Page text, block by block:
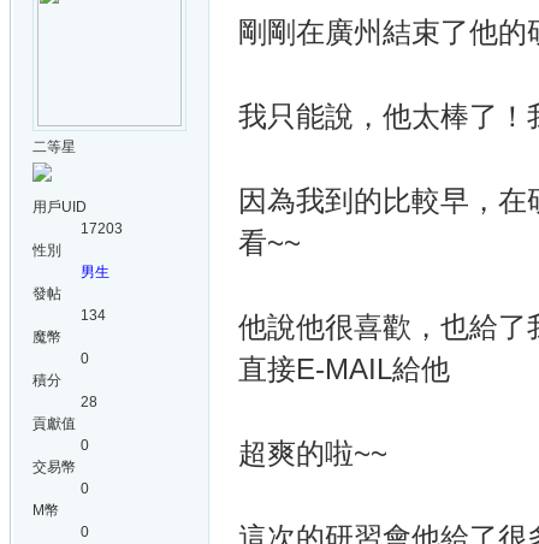
二等星
用戶UID
17203
性別
男生
發帖
134
魔幣
0
積分
28
貢獻值
0
交易幣
0
M幣
0
剛剛在廣州結束了他的
我只能說，他太棒了
因為我到的比較早，
看~~
他說他很喜歡，也給
直接E-MAIL給他
超爽的啦~~
這次的研習會他給了